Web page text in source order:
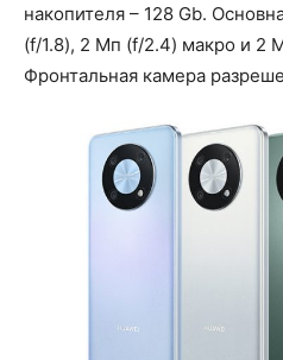
накопителя – 128 Gb.
(f/1.8), 2 Мп (f/2.4) макро и 2
Фронтальная камера